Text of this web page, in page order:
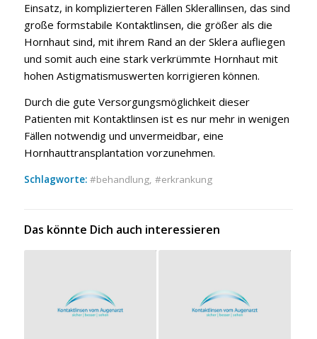
Einsatz, in komplizierteren Fällen Sklerallinsen, das sind
große formstabile Kontaktlinsen, die größer als die
Hornhaut sind, mit ihrem Rand an der Sklera aufliegen
und somit auch eine stark verkrümmte Hornhaut mit
hohen Astigmatismuswerten korrigieren können.
Durch die gute Versorgungsmöglichkeit dieser
Patienten mit Kontaktlinsen ist es nur mehr in wenigen
Fällen notwendig und unvermeidbar, eine
Hornhauttransplantation vorzunehmen.
Schlagworte: behandlung, erkrankung
Das könnte Dich auch interessieren